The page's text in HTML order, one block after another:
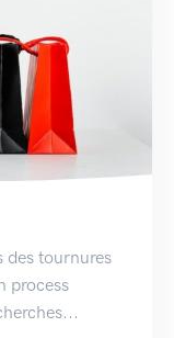
des tournures
process